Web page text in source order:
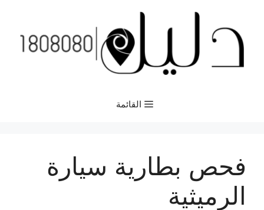
المحتوى
القائمة
فحص بطارية سيارة
الرميثية